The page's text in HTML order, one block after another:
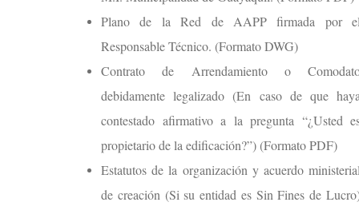
Plano de la Red de AAPP firmada por
Responsable Técnico. (Formato DWG)
Contrato de Arrendamiento o
debidamente legalizado (En caso de que
contestado afirmativo a la pregunta “¿Usted
propietario de la edificación?”) (Formato PDF)
Estatutos de la organización y acuerdo
de creación (Si su entidad es Sin Fines de